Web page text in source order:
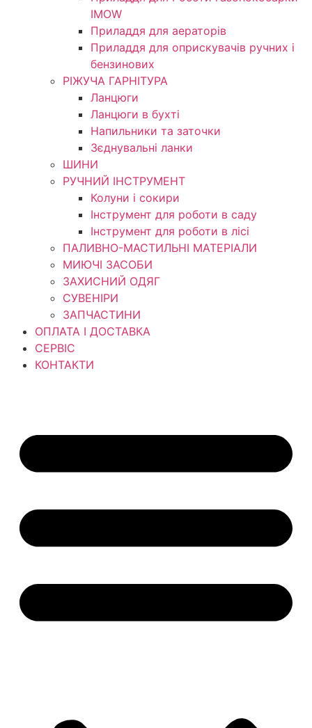
IMOW
Приладдя для аераторів
Приладдя для оприскувачів ручних і
бензинових
РІЖУЧА ГАРНІТУРА
Ланцюги
Ланцюги в бухті
Напильники та заточки
Зєднувальні ланки
ШИНИ
РУЧНИЙ ІНСТРУМЕНТ
Колуни і сокири
Інструмент для роботи в саду
Інструмент для роботи в лісі
ПАЛИВНО-МАСТИЛЬНІ МАТЕРІАЛИ
МИЮЧІ ЗАСОБИ
ЗАХИСНИЙ ОДЯГ
СУВЕНІРИ
ЗАПЧАСТИНИ
ОПЛАТА І ДОСТАВКА
СЕРВІС
КОНТАКТИ